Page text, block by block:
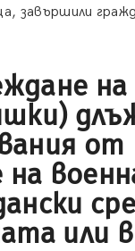
завършили
на
от
или